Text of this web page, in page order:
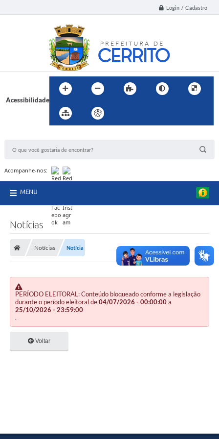
Login / Cadastro
Acessibilidade
Acompanhe-nos:
MENU
Notícias
Notícias Notícia
PERÍODO ELEITORAL: Conteúdo bloqueado conforme a legislação
durante o período eleitoral de04/07/2026 - 00:00:00a
25/10/2026 - 23:59:00
.
Voltar